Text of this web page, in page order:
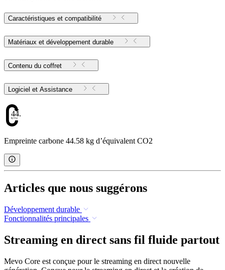
Caractéristiques et compatibilité
Matériaux et développement durable
Contenu du coffret
Logiciel et Assistance
44.58
Empreinte carbone 44.58 kg d’équivalent CO2
Articles que nous suggérons
Développement durable
Fonctionnalités principales
Streaming en direct sans fil fluide partout
Mevo Core est conçue pour le streaming en direct nouvelle